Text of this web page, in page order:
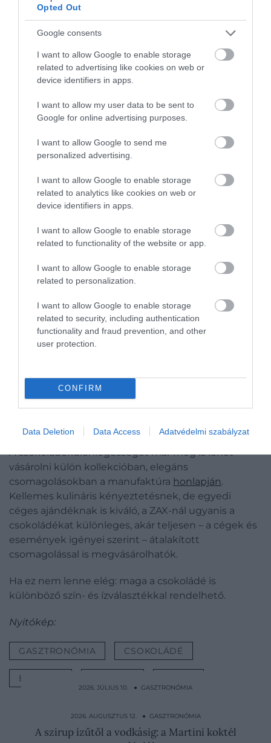
Opted Out
Google consents
I want to allow Google to enable storage
related to advertising like cookies on web or
device identifiers in apps.
I want to allow my user data to be sent to
Google for online advertising purposes.
I want to allow Google to send me
personalized advertising.
I want to allow Google to enable storage
related to analytics like cookies on web or
device identifiers in apps.
I want to allow Google to enable storage
related to functionality of the website or app.
I want to allow Google to enable storage
related to personalization.
I want to allow Google to enable storage
related to security, including authentication
functionality and fraud prevention, and other
user protection.
CONFIRM
Data Deletion Data Access Adatvédelmi szabályzat
Egyedi ajándék
A csokoládékülönlegességet már meg is lehet
vásárolni külön kollekcióban, elegáns
csomagolásokban a manufaktúra honlapján.
Kellemes kulináris kényeztetésnek, de egyedi
céges ajándéknak is kiváló, a ZAX-nál ugyanis a
csokoládékat különleges, akár teljesen – a cégek és
események igényei szerint – átalakított
csomagolással is megvásárolhatók.
Ha ez nem lenne elég: maga a csokoládé is
különböző szín- és ízválasztékkal rendelhető.
Nyitókép:
GASZTRONÓMIA CSOKOLÁDÉ
BONBON
2026. JÚLIUS 10. ● GASZTRONÓMIA
rovarokat – csak nem…
2026. AUGUSZTUS 12. ● GASZTRONÓMIA
A szirup ízűtől a vodkásig: a Martini koktél